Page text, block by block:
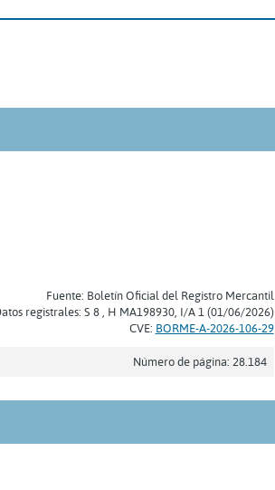
Fuente: Boletín Oficial del Registro Mercantil
registrales: S 8 , H MA198930, I/A 1 (01/06/2026)
CVE: BORME-A-2026-106-29
Número de página: 28.184